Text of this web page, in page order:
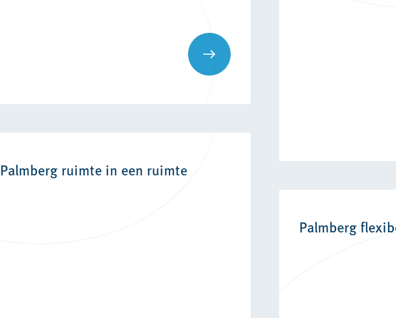
Palmberg ruimte in een ruimte
Palmberg